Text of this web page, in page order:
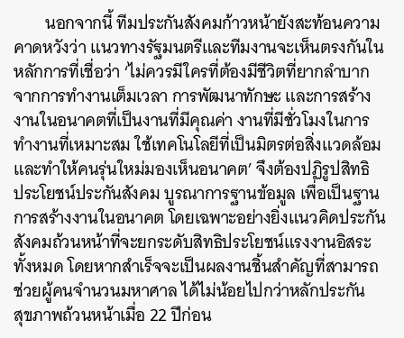
นอกจากนี้ ทีมประกันสังคมก้าวหน้ายังสะท้อนความ
คาดหวังว่า แนวทางรัฐมนตรีและทีมงานจะเห็นตรงกันใน
หลักการที่เชื่อว่า ‘ไม่ควรมีใครที่ต้องมีชีวิตที่ยากลำบาก
จากการทำงานเต็มเวลา การพัฒนาทักษะ และการสร้าง
งานในอนาคตที่เป็นงานที่มีคุณค่า งานที่มีชั่วโมงในการ
ทำงานที่เหมาะสม ใช้เทคโนโลยีที่เป็นมิตรต่อสิ่งแวดล้อม
และทำให้คนรุ่นใหม่มองเห็นอนาคต’ จึงต้องปฏิรูปสิทธิ
ประโยชน์ประกันสังคม บูรณาการฐานข้อมูล เพื่อเป็นฐาน
การสร้างงานในอนาคต โดยเฉพาะอย่างยิ่งแนวคิดประกัน
สังคมถ้วนหน้าที่จะยกระดับสิทธิประโยชน์แรงงานอิสระ
ทั้งหมด โดยหากสำเร็จจะเป็นผลงานชิ้นสำคัญที่สามารถ
ช่วยผู้คนจำนวนมหาศาล ได้ไม่น้อยไปกว่าหลักประกัน
สุขภาพถ้วนหน้าเมื่อ 22 ปีก่อน